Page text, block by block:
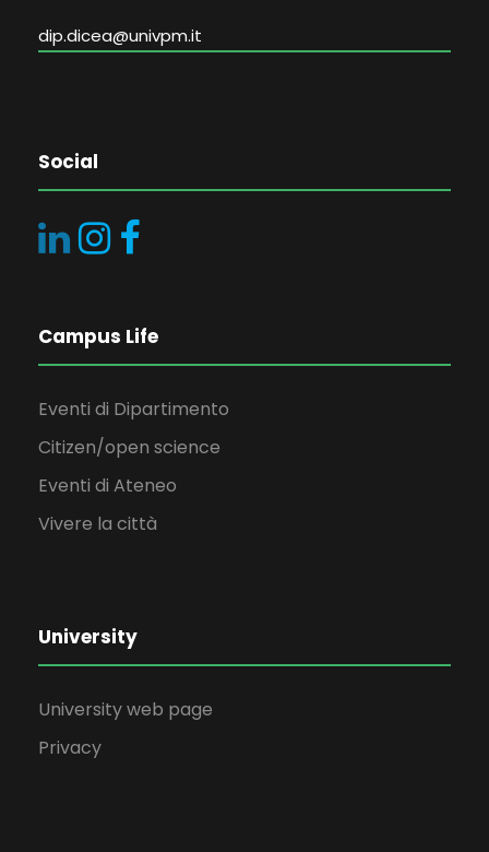
dip.dicea@univpm.it
Social
Campus Life
Eventi di Dipartimento
Citizen/open science
Eventi di Ateneo
Vivere la città
University
University web page
Privacy